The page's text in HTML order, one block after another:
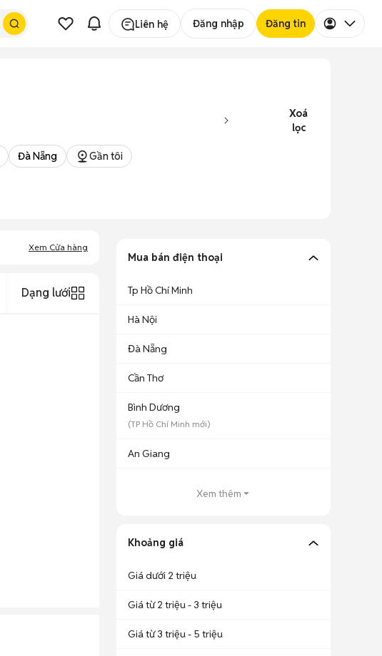
Liên hệ Đăng nhập Đăng tin
Xoá
lọc
Đà Nẵng Gần tôi
Xem Cửa hàng
Dạng lưới
Mua bán điện thoại
Tp Hồ Chí Minh
Hà Nội
Đà Nẵng
Cần Thơ
Bình Dương
(TP Hồ Chí Minh mới)
An Giang
Xem thêm
Khoảng giá
Giá dưới 2 triệu
Giá từ 2 triệu - 3 triệu
Giá từ 3 triệu - 5 triệu